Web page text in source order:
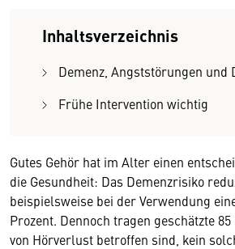
Inhaltsverzeichnis
Demenz, Angststörungen und
Frühe Intervention wichtig
Gutes Gehör hat im Alter einen
die Gesundheit: Das Demenzrisiko
beispielsweise bei der Verwendung
Prozent. Dennoch tragen geschätzte
von Hörverlust betroffen sind, kein